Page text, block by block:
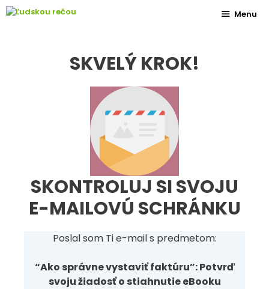
Preskočiť
Menu
SKVELÝ KROK!
SKONTROLUJ SI SVOJU
E-MAILOVÚ SCHRÁNKU
Poslal som Ti e-mail s predmetom:
“Ako správne vystaviť faktúru”: Potvrď
svoju žiadosť o stiahnutie eBooku